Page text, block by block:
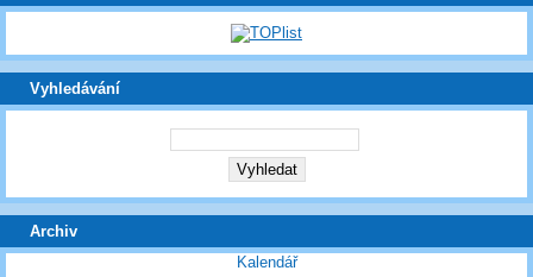
Vyhledávání
Archiv
Kalendář